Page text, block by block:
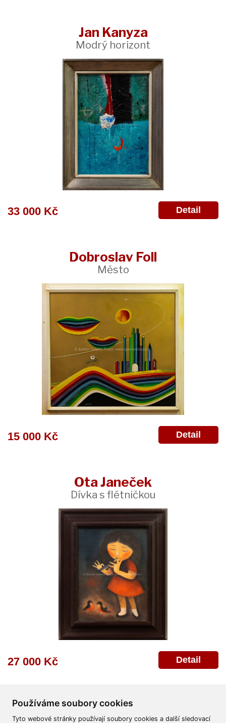
Používáme soubory cookies
Tyto webové stránky používají soubory cookies a další sledovací
Jan Kanyza
Modrý horizont
33 000 Kč Detail
Dobroslav Foll
Město
15 000 Kč Detail
Ota Janeček
Dívka s flétničkou
27 000 Kč Detail